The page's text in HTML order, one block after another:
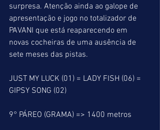
surpresa. Atenção ainda ao galope de
apresentação e jogo no totalizador de
PAVANI que está reaparecendo em
novas cocheiras de uma ausência de
sete meses das pistas.
JUST MY LUCK (01) = LADY FISH (06) =
GIPSY SONG (02)
9° PÁREO (GRAMA) => 1400 metros